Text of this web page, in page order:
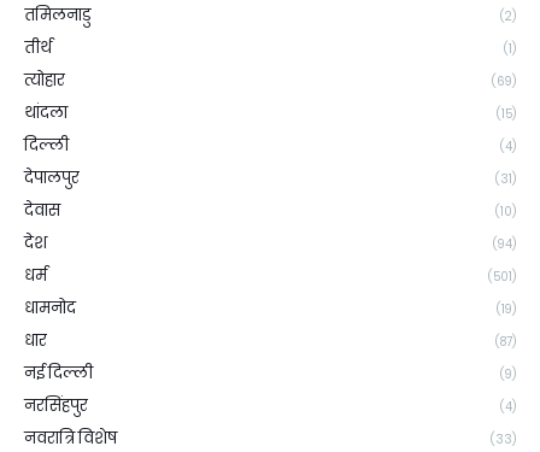
तमिलनाडु (2)
तीर्थ (1)
त्योहार (69)
थांदला (15)
दिल्ली (4)
देपालपुर (31)
देवास (10)
देश (94)
धर्म (501)
धामनोद (19)
धार (87)
नई दिल्ली (9)
नरसिंहपुर (4)
नवरात्रि विशेष (33)